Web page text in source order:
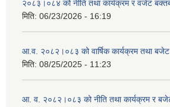
२०८३।०८४ को नीति तथा कार्यक्रम र वजेट
मिति: 06/23/2026 - 16:19
आ.व. २०८२।०८३ को वार्षिक कार्यक्रम तथा बजेट
मिति: 08/25/2025 - 11:23
आ. व. २०८२।०८३ को नीति तथा कार्यक्रम र